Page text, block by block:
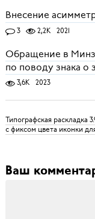
Внесение
3 2,2K 2021
Обращение в
по поводу знака о
3,6K 2023
Типографская раскладка
с фиксом цвета иконки
Ваш